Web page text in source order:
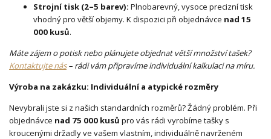
Strojní tisk (2–5 barev): Plnobarevný, vysoce precizní tisk
vhodný pro větší objemy. K dispozici při objednávce nad 15
000 kusů.
Máte zájem o potisk nebo plánujete objednat větší množství tašek?
Kontaktujte nás– rádi vám připravíme individuální kalkulaci na míru.
Výroba na zakázku: Individuální a atypické rozměry
Nevybrali jste si z našich standardních rozměrů? Žádný problém. Při
objednávce nad 75 000 kusů pro vás rádi vyrobíme tašky s
kroucenými držadly ve vašem vlastním, individuálně navrženém